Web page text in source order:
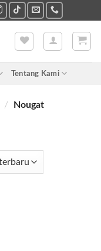
Tentang Kami
/ Nougat